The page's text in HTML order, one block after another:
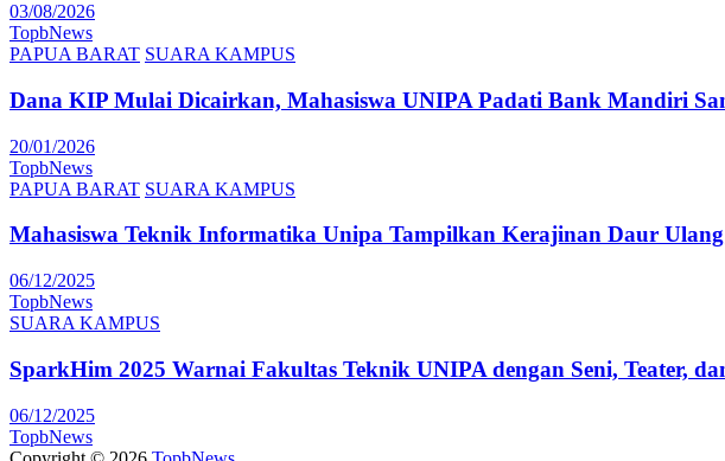
03/08/2026
TopbNews
PAPUA BARAT SUARA KAMPUS
Dana KIP Mulai Dicairkan, Mahasiswa UNIPA Padati Bank Mandiri
20/01/2026
TopbNews
PAPUA BARAT SUARA KAMPUS
Mahasiswa Teknik Informatika Unipa Tampilkan Kerajinan Daur
06/12/2025
TopbNews
SUARA KAMPUS
SparkHim 2025 Warnai Fakultas Teknik UNIPA dengan Seni, Teater,
06/12/2025
TopbNews